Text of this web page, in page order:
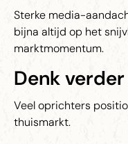
Sterke media-
bijna altijd op het
marktmomentum.
Denk
Veel oprichters
thuismarkt.